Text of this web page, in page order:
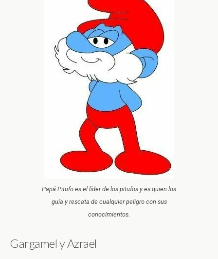
Papá Pitufo es el líder de los pitufos y es quien los
guía y rescata de cualquier peligro con sus
conocimientos.
Gargamel y Azrael